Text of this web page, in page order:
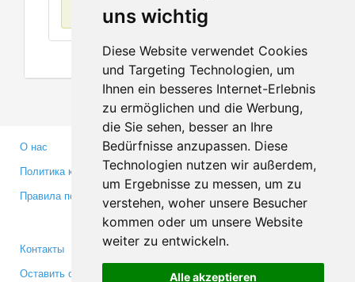
uns wichtig
Diese Website verwendet Cookies
und Targeting Technologien, um
Ihnen ein besseres Internet-Erlebnis
zu ermöglichen und die Werbung,
die Sie sehen, besser an Ihre
Bedürfnisse anzupassen. Diese
Technologien nutzen wir außerdem,
um Ergebnisse zu messen, um zu
verstehen, woher unsere Besucher
kommen oder um unsere Website
weiter zu entwickeln.
Alle akzeptieren
О нас
Политика конфиденциальности
Правила пользования
Партнерам
Инвесторам
Медиа
Контакты
Оставить отзыв
Facebook
Twitter